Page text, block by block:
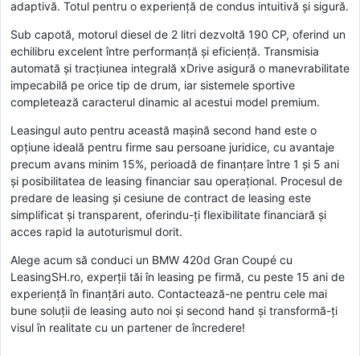
adaptivă. Totul pentru o experiență de condus intuitivă și sigură.
Sub capotă, motorul diesel de 2 litri dezvoltă 190 CP, oferind un
echilibru excelent între performanță și eficiență. Transmisia
automată și tracțiunea integrală xDrive asigură o manevrabilitate
impecabilă pe orice tip de drum, iar sistemele sportive
completează caracterul dinamic al acestui model premium.
Leasingul auto pentru această mașină second hand este o
opțiune ideală pentru firme sau persoane juridice, cu avantaje
precum avans minim 15%, perioadă de finanțare între 1 și 5 ani
și posibilitatea de leasing financiar sau operațional. Procesul de
predare de leasing și cesiune de contract de leasing este
simplificat și transparent, oferindu-ți flexibilitate financiară și
acces rapid la autoturismul dorit.
Alege acum să conduci un BMW 420d Gran Coupé cu
LeasingSH.ro, experții tăi în leasing pe firmă, cu peste 15 ani de
experiență în finanțări auto. Contactează-ne pentru cele mai
bune soluții de leasing auto noi și second hand și transformă-ți
visul în realitate cu un partener de încredere!